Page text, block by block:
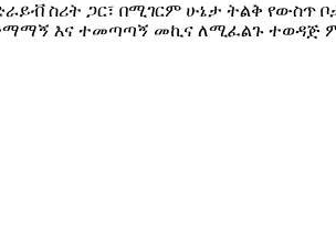
ስሪት ጋር፣ በሚገርም ሁኔታ ትልቅ የውስጥ
እና ተመጣጣኝ መኪና ለሚፈልጉ ተወዳጅ